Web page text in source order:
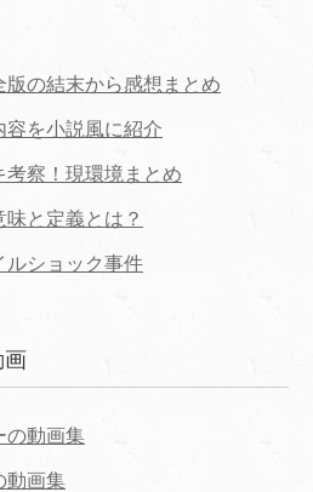
の結末から感想まとめ
容を小説風に紹介
考察！現環境まとめ
と定義とは？
ルショック事件
画
の動画集
動画集